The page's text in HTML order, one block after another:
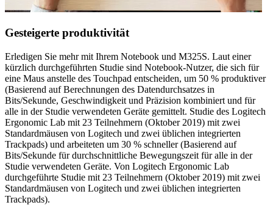
Gesteigerte produktivität
Erledigen Sie mehr mit Ihrem Notebook und M325S. Laut einer
kürzlich durchgeführten Studie sind Notebook-Nutzer, die sich für
eine Maus anstelle des Touchpad entscheiden, um 50 % produktiver
(Basierend auf Berechnungen des Datendurchsatzes in
Bits/Sekunde, Geschwindigkeit und Präzision kombiniert und für
alle in der Studie verwendeten Geräte gemittelt. Studie des Logitech
Ergonomic Lab mit 23 Teilnehmern (Oktober 2019) mit zwei
Standardmäusen von Logitech und zwei üblichen integrierten
Trackpads) und arbeiteten um 30 % schneller (Basierend auf
Bits/Sekunde für durchschnittliche Bewegungszeit für alle in der
Studie verwendeten Geräte. Von Logitech Ergonomic Lab
durchgeführte Studie mit 23 Teilnehmern (Oktober 2019) mit zwei
Standardmäusen von Logitech und zwei üblichen integrierten
Trackpads).